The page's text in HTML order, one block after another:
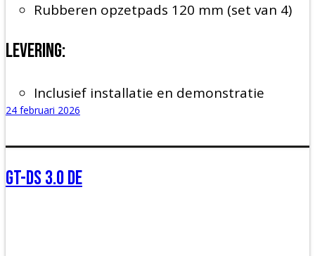
Rubberen opzetpads 120 mm (set van 4)
Levering:
Inclusief installatie en demonstratie
24 februari 2026
gt-ds 3.0 de